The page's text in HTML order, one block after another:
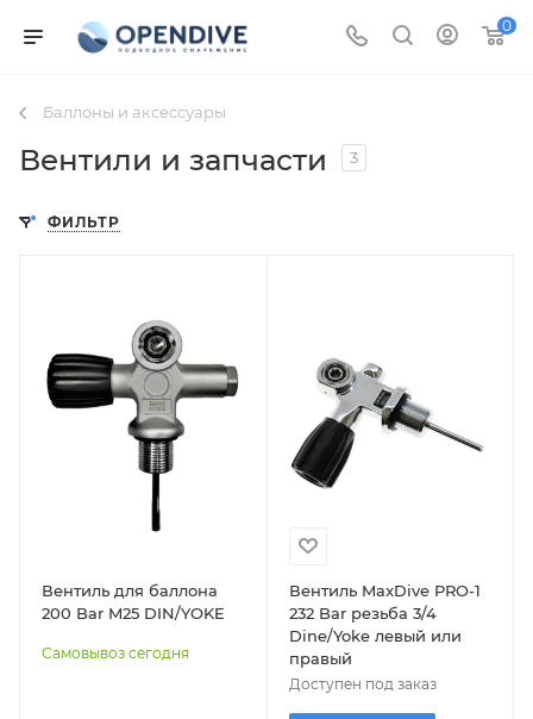
0
Баллоны и аксессуары
Вентили и запчасти 3
ФИЛЬТР
Вентиль для баллона
200 Bar M25 DIN/YOKE
Самовывоз сегодня
Вентиль MaxDive PRO-1
232 Bar резьба 3/4
Dine/Yoke левый или
правый
Доступен под заказ